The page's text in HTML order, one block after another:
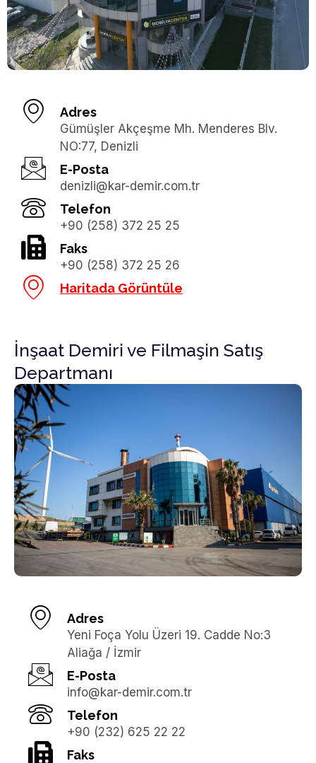
Adres
Gümüşler Akçeşme Mh. Menderes Blv.
NO:77, Denizli
E-Posta
denizli@kar-demir.com.tr
Telefon
+90 (258) 372 25 25
Faks
+90 (258) 372 25 26
Haritada Görüntüle
İnşaat Demiri ve Filmaşin Satış
Departmanı
Adres
Yeni Foça Yolu Üzeri 19. Cadde No:3
Aliağa / İzmir
E-Posta
info@kar-demir.com.tr
Telefon
+90 (232) 625 22 22
Faks